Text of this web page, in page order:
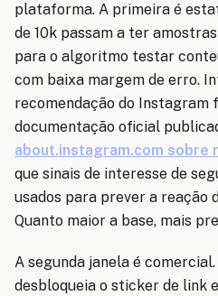
plataforma. A primeira é
de 10k passam a ter
para o algoritmo testar
com baixa margem de erro.
recomendação do Instagram
documentação oficial
about.instagram.com sobre
que sinais de interesse de
usados para prever a reação
Quanto maior a base, mais
A segunda janela é
desbloqueia o sticker de link